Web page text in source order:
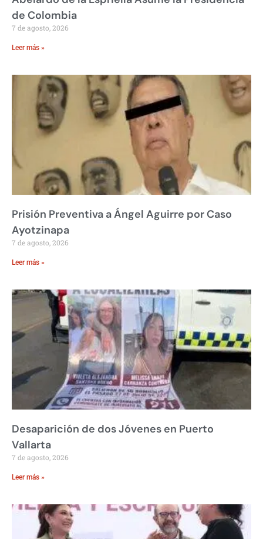
de Colombia
7 de agosto, 2026
Leer más »
Prisión Preventiva a Ángel Aguirre por Caso
Ayotzinapa
7 de agosto, 2026
Leer más »
Desaparición de dos Jóvenes en Puerto
Vallarta
7 de agosto, 2026
Leer más »